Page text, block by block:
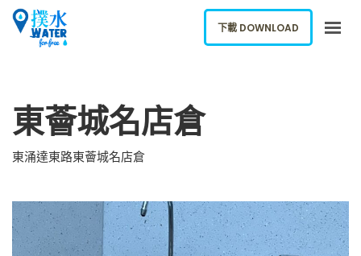
下載應用
ENGLISH
下載 DOWNLOAD
東薈城名店倉
東涌達東路東薈城名店倉
下載 DOWNLOAD